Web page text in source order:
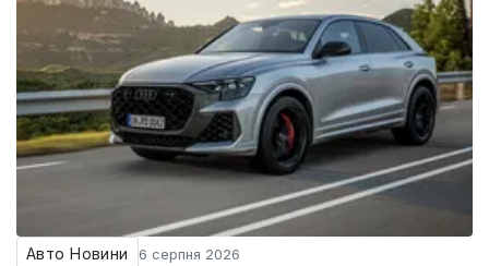
Авто Новини 6 серпня 2026